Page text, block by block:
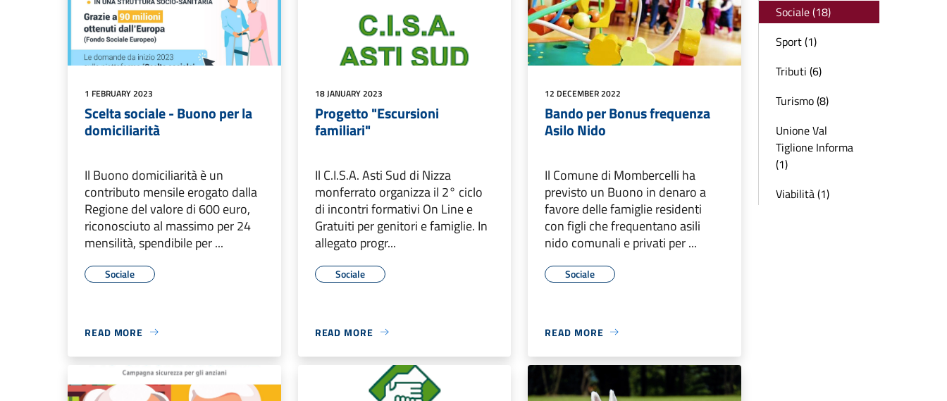
1 FEBRUARY 2023
Scelta sociale - Buono per la
domiciliarità
Il Buono domiciliarità è un
contributo mensile erogato dalla
Regione del valore di 600 euro,
riconosciuto al massimo per 24
mensilità, spendibile per ...
Sociale
READ MORE
18 JANUARY 2023
Progetto "Escursioni
familiari"
Il C.I.S.A. Asti Sud di Nizza
monferrato organizza il 2° ciclo
di incontri formativi On Line e
Gratuiti per genitori e famiglie. In
allegato progr...
Sociale
READ MORE
12 DECEMBER 2022
Bando per Bonus frequenza
Asilo Nido
Il Comune di Mombercelli ha
previsto un Buono in denaro a
favore delle famiglie residenti
con figli che frequentano asili
nido comunali e privati per ...
Sociale
READ MORE
Sociale (18)
Sport (1)
Tributi (6)
Turismo (8)
Unione Val
Tiglione Informa
(1)
Viabilità (1)